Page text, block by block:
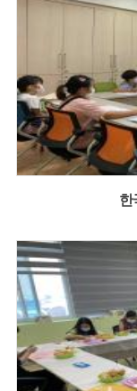
한